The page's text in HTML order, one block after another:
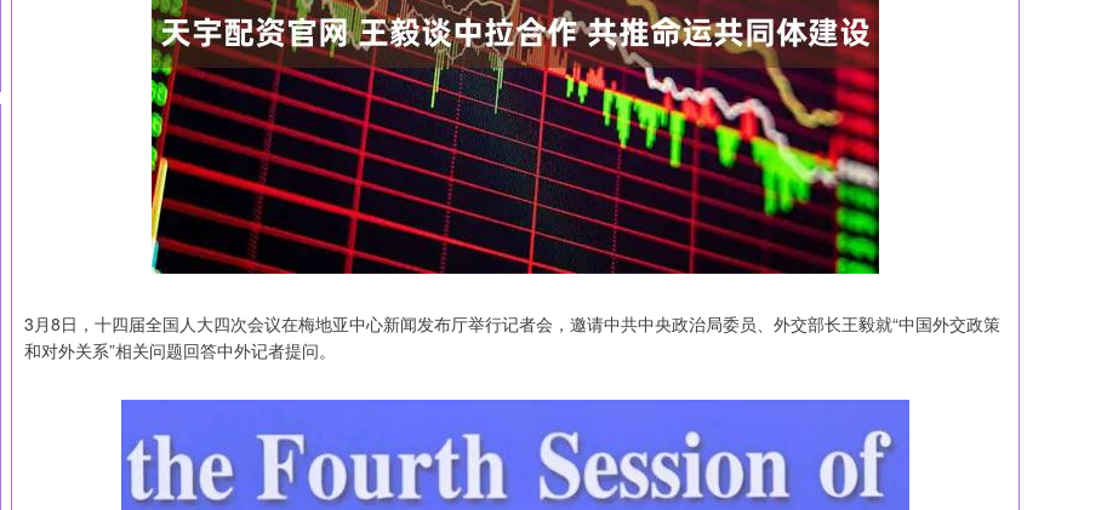
3月8日，十四届全国人大四次会议在梅地亚中心新闻发布厅举行记者会，邀请中共中央政治局委员、外交部长王毅就“中国外交政策
和对外关系”相关问题回答中外记者提问。